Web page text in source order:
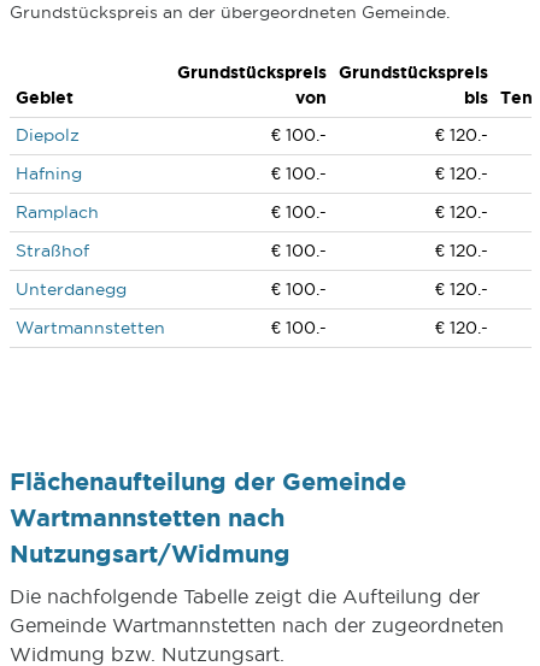
Grundstückspreis an der übergeordneten Gemeinde.
Gebiet
Grundstückspreis
von
Grundstückspreis
bis
Diepolz
€ 100.-
€ 120.-
Hafning
€ 100.-
€ 120.-
Ramplach
€ 100.-
€ 120.-
Straßhof
€ 100.-
€ 120.-
Unterdanegg
€ 100.-
€ 120.-
Wartmannstetten
€ 100.- € 120.-
Flächenaufteilung der Gemeinde
Wartmannstetten nach
Nutzungsart/Widmung
Die nachfolgende Tabelle zeigt die Aufteilung der
Gemeinde Wartmannstetten nach der zugeordneten
Widmung bzw. Nutzungsart.